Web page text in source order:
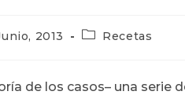
2013
Categoría
Recetas
de los casos– una